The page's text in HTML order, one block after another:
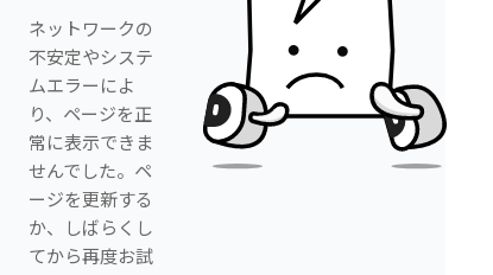
ネットワークの
不安定やシステ
ムエラーによ
り、ページを正
常に表示できま
せんでした。ペ
ージを更新する
か、しばらくし
てから再度お試